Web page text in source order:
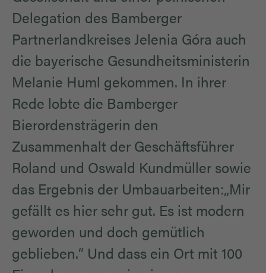
Delegation des Bamberger
Partnerlandkreises Jelenia Góra auch
die bayerische Gesundheitsministerin
Melanie Huml gekommen. In ihrer
Rede lobte die Bamberger
Bierordensträgerin den
Zusammenhalt der Geschäftsführer
Roland und Oswald Kundmüller sowie
das Ergebnis der Umbauarbeiten:„Mir
gefällt es hier sehr gut. Es ist modern
geworden und doch gemütlich
geblieben.“ Und dass ein Ort mit 100